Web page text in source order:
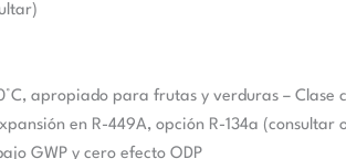
apropiado para frutas y verduras – Clase
en R-449A, opción R-134a (consultar
GWP y cero efecto ODP